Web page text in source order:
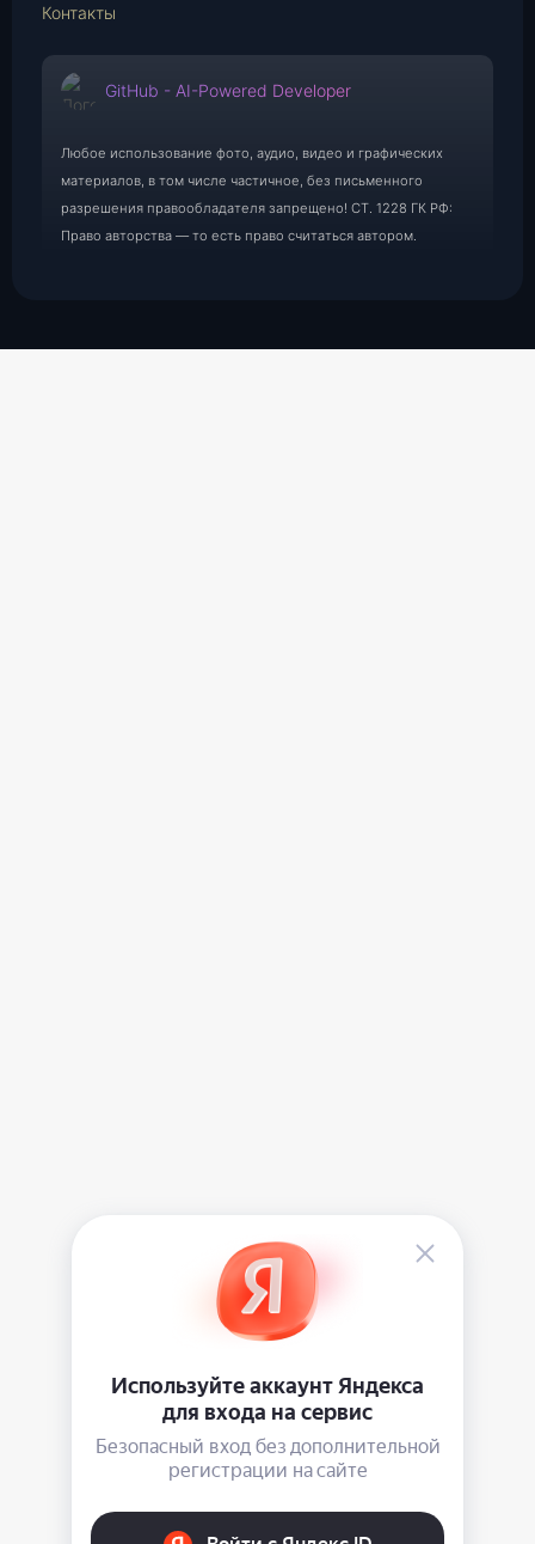
Контакты
GitHub - AI-Powered Developer
Любое использование фото, аудио, видео и графических
материалов, в том числе частичное, без письменного
разрешения правообладателя запрещено! СТ. 1228 ГК РФ:
Право авторства — то есть право считаться автором.